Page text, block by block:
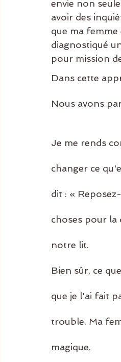
envie non
avoir des
que ma
diagnostiqué
pour mission
Dans cette
Nous avons
Je me rends
changer ce
dit : «
choses pour la
notre lit.
Bien sûr, ce
que je l'ai fait
trouble. Ma
magique.